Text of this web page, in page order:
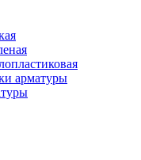
арматуры